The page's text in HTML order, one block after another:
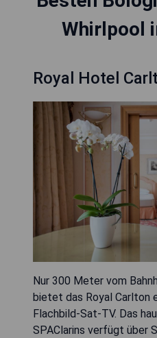
Whirlpool
Royal Hotel
Nur 300 Meter vom
bietet das Royal Carlton
Flachbild-Sat-TV. Das
SPAClarins verfügt über